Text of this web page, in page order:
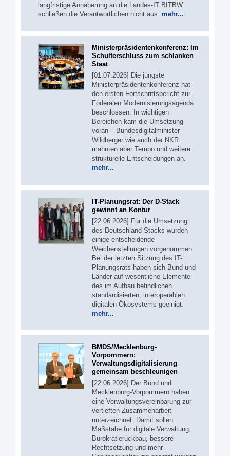
langfristige Annäherung an die Landes-IT BITBW
schließen die Verantwortlichen nicht aus. mehr...
Ministerpräsidentenkonferenz: Im
Schulterschluss zum schlanken
Staat
[01.07.2026] Die jüngste
Ministerpräsidentenkonferenz hat
den ersten Fortschrittsbericht zur
Föderalen Modernisierungsagenda
beschlossen. In wichtigen
Bereichen kam die Umsetzung
voran – Bundesdigitalminister
Wildberger wie auch der NKR
mahnten aber Tempo und weitere
strukturelle Entscheidungen an.
mehr...
IT-Planungsrat: Der D-Stack
gewinnt an Kontur
[22.06.2026] Für die Umsetzung
des Deutschland-Stacks wurden
einige entscheidende
Weichenstellungen vorgenommen.
Bei der letzten Sitzung des IT-
Planungsrats haben sich Bund und
Länder auf wesentliche Elemente
des im Aufbau befindlichen
standardisierten, interoperablen
digitalen Ökosystems geeinigt.
mehr...
BMDS/Mecklenburg-
Vorpommern:
Verwaltungsdigitalisierung
gemeinsam beschleunigen
[22.06.2026] Der Bund und
Mecklenburg-Vorpommern haben
eine Verwaltungsvereinbarung zur
vertieften Zusammenarbeit
unterzeichnet. Damit sollen
Maßstäbe für digitale Verwaltung,
Bürokratierückbau, bessere
Rechtsetzung und mehr